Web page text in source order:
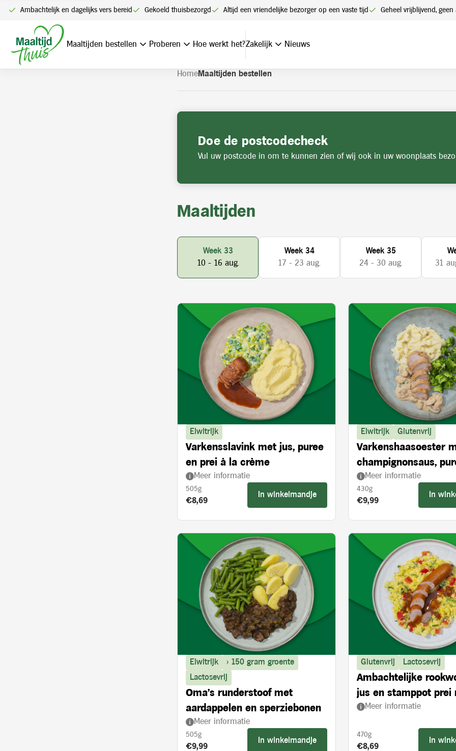
Ambachtelijk en dagelijks vers bereid Gekoeld thuisbezorgd Altijd een vriendelijke bezorger op een vaste tijd Geheel vrijblijvend,
Maaltijden bestellen Proberen Hoe werkt het?Zakelijk Nieuws
U kunt alleen bestellen met een account. Heeft u nog geen account? Vraag hier uw
Navigatie
overslaan
Home Maaltijden bestellen
Doe de postcodecheck
Vul uw postcode in om te kunnen zien of wij ook in uw woonplaats
Maaltijden
Week 33
10 - 16 aug.
Week 34
17 - 23 aug.
Week 35
24 - 30 aug.
31
Eiwitrijk
Varkensslavink met jus, puree
en prei à la crème
Meer informatie
505g
Product prijs:
€8,69
In winkelmandje
Eiwitrijk Glutenvrij
Varkenshaasoester
champignonsaus,
broccoli
Meer informatie
430g
Product prijs:
€9,99
In
Eiwitrijk
> 150 gram groente
Lactosevrij
Oma's runderstoof met
aardappelen en sperziebonen
Meer informatie
505g
Product prijs:
€9,99
In winkelmandje
Glutenvrij Lactosevrij
Ambachtelijke
jus en stamppot prei
paprika
Meer informatie
470g
Product prijs:
€8,69
In